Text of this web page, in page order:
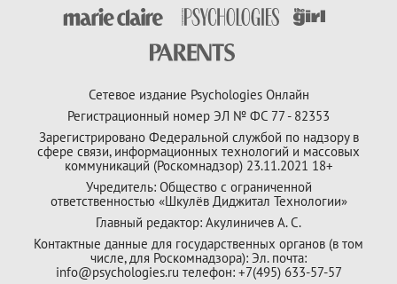
Сетевое издание Psychologies Онлайн
Регистрационный номер ЭЛ № ФС 77 - 82353
Зарегистрировано Федеральной службой по надзору в
сфере связи, информационных технологий и массовых
коммуникаций (Роскомнадзор) 23.11.2021 18+
Учредитель: Общество с ограниченной
ответственностью «Шкулёв Диджитал Технологии»
Главный редактор: Акулиничев А. С.
Контактные данные для государственных органов (в том
числе, для Роскомнадзора): Эл. почта:
info@psychologies.ru телефон: +7(495) 633-57-57